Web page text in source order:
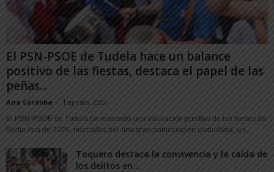
El PSN-PSOE de Tudela hace un balance
positivo de las fiestas, destaca el papel de las
peñas...
Ana Córdoba - 1 agosto, 2026
El PSN-PSOE de Tudela ha realizado una valoración positiva de las fiestas de
Santa Ana de 2026, marcadas por una gran participación ciudadana, un...
Toquero destaca la convivencia y la caída de
los delitos en...